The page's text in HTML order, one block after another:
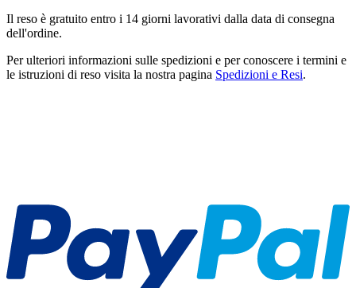
Il reso è gratuito entro i 14 giorni lavorativi dalla data di consegna
dell'ordine.
Per ulteriori informazioni sulle spedizioni e per conoscere i termini e
le istruzioni di reso visita la nostra pagina Spedizioni e Resi.